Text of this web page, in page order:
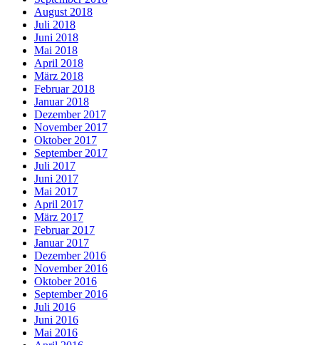
August 2018
Juli 2018
Juni 2018
Mai 2018
April 2018
März 2018
Februar 2018
Januar 2018
Dezember 2017
November 2017
Oktober 2017
September 2017
Juli 2017
Juni 2017
Mai 2017
April 2017
März 2017
Februar 2017
Januar 2017
Dezember 2016
November 2016
Oktober 2016
September 2016
Juli 2016
Juni 2016
Mai 2016